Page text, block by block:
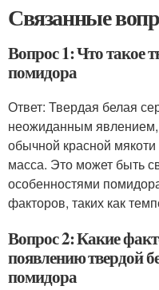
Связанные
Вопрос 1: Что такое
помидора
Ответ: Твердая белая
неожиданным явлением,
обычной красной
масса. Это может быть
особенностями
факторов, таких как
Вопрос 2: Какие
появлению твердой
помидора